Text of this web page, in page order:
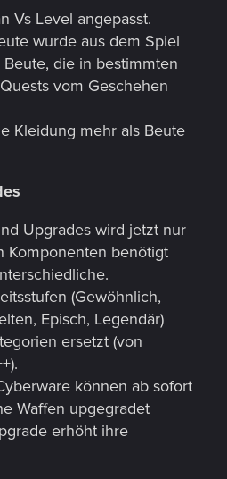
Vs Level angepasst.
wurde aus dem Spiel
die in bestimmten
vom Geschehen
Kleidung mehr als Beute
Upgrades wird jetzt nur
Komponenten benötigt
(Gewöhnlich,
Episch, Legendär)
ersetzt (von
können ab sofort
Waffen upgegradet
erhöht ihre